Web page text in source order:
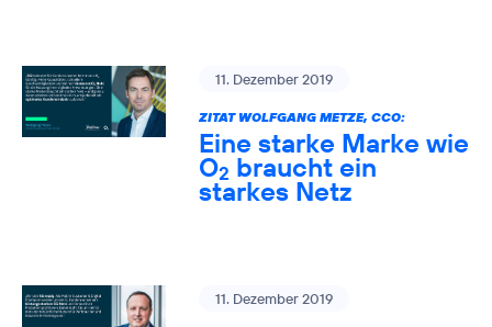
11. Dezember 2019
ZITAT WOLFGANG METZE, CCO:
Eine starke Marke wie
O2 braucht ein
starkes Netz
11. Dezember 2019